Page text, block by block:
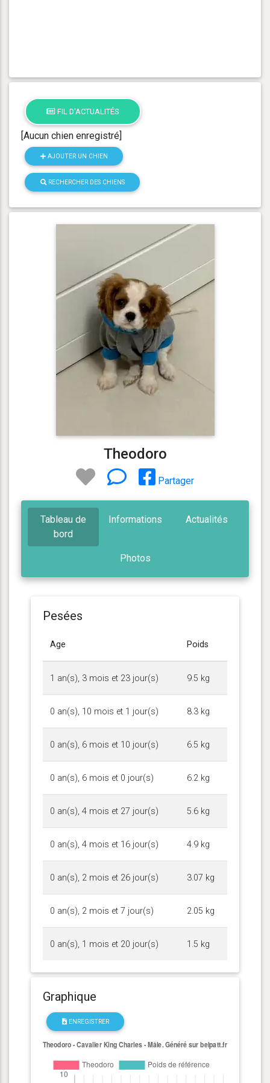
FIL D'ACTUALITÉS
[Aucun chien enregistré]
AJOUTER UN CHIEN
RECHERCHER DES CHIENS
Theodoro
Partager
Tableau de
bord
Informations Actualités
Photos
Pesées
Age Poids
1 an(s), 3 mois et 23 jour(s) 9.5 kg
0 an(s), 10 mois et 1 jour(s) 8.3 kg
0 an(s), 6 mois et 10 jour(s) 6.5 kg
0 an(s), 6 mois et 0 jour(s) 6.2 kg
0 an(s), 4 mois et 27 jour(s) 5.6 kg
0 an(s), 4 mois et 16 jour(s) 4.9 kg
0 an(s), 2 mois et 26 jour(s) 3.07 kg
0 an(s), 2 mois et 7 jour(s) 2.05 kg
0 an(s), 1 mois et 20 jour(s) 1.5 kg
Graphique
ENREGISTRER